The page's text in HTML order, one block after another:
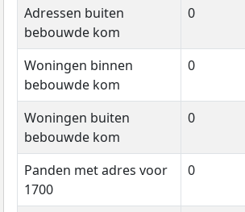
Adressen buiten
bebouwde kom
0
Woningen binnen
bebouwde kom
0
Woningen buiten
bebouwde kom
0
Panden met adres voor
1700
0